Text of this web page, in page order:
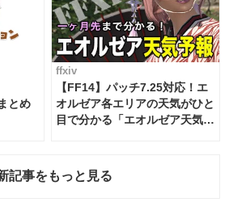
とめ
ffxiv
【FF14】パッチ7.25対応！エ
オルゼア各エリアの天気がひと
目で分かる「エオルゼア天気予
記事をもっと見る